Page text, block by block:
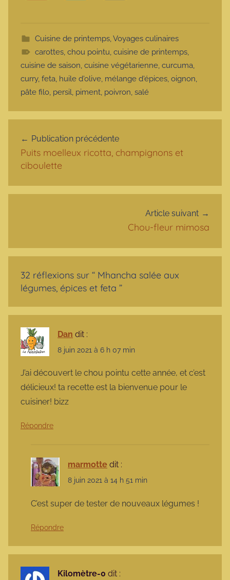
Cuisine de printemps,Voyages culinaires
carottes, chou pointu, cuisine de printemps,
cuisine de saison, cuisine végétarienne, curcuma,
curry, feta, huile d'olive, mélange d'épices, oignon,
pâte filo, persil, piment, poivron, salé
Publication précédente
Puits moelleux ricotta, champignons et
ciboulette
Article suivant
Chou-fleur mimosa
32 réflexions sur “ Mhancha salée aux
légumes, épices et feta ”
Dan dit :
8 juin 2021 à 6 h 07 min
J’ai découvert le chou pointu cette année, et c’est
délicieux! ta recette est la bienvenue pour le
cuisiner! bizz
Répondre
marmotte dit :
8 juin 2021 à 14 h 51 min
C’est super de tester de nouveaux légumes !
Répondre
Kilomètre-0 dit :